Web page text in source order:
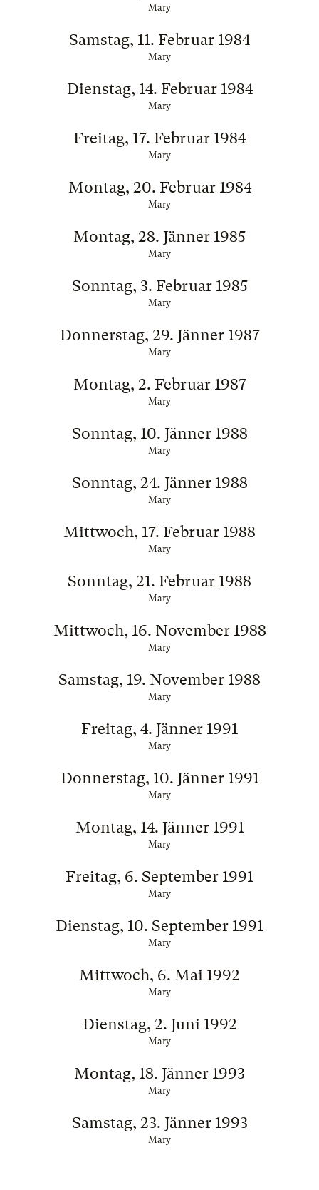
Mary
Samstag, 11. Februar 1984
Mary
Dienstag, 14. Februar 1984
Mary
Freitag, 17. Februar 1984
Mary
Montag, 20. Februar 1984
Mary
Montag, 28. Jänner 1985
Mary
Sonntag, 3. Februar 1985
Mary
Donnerstag, 29. Jänner 1987
Mary
Montag, 2. Februar 1987
Mary
Sonntag, 10. Jänner 1988
Mary
Sonntag, 24. Jänner 1988
Mary
Mittwoch, 17. Februar 1988
Mary
Sonntag, 21. Februar 1988
Mary
Mittwoch, 16. November 1988
Mary
Samstag, 19. November 1988
Mary
Freitag, 4. Jänner 1991
Mary
Donnerstag, 10. Jänner 1991
Mary
Montag, 14. Jänner 1991
Mary
Freitag, 6. September 1991
Mary
Dienstag, 10. September 1991
Mary
Mittwoch, 6. Mai 1992
Mary
Dienstag, 2. Juni 1992
Mary
Montag, 18. Jänner 1993
Mary
Samstag, 23. Jänner 1993
Mary